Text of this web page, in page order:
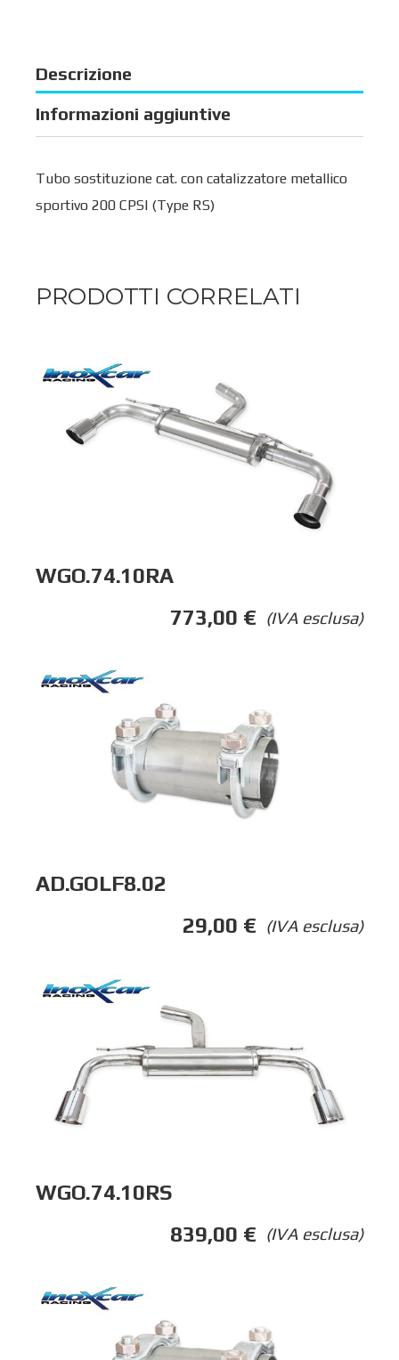
Descrizione
Informazioni aggiuntive
Tubo sostituzione cat. con catalizzatore metallico
sportivo 200 CPSI (Type RS)
PRODOTTI CORRELATI
WGO.74.10RA
(IVA esclusa)
773,00 €
AD.GOLF8.02
(IVA esclusa)
29,00 €
WGO.74.10RS
(IVA esclusa)
839,00 €